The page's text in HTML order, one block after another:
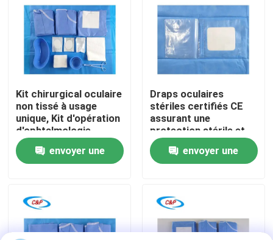
À propos de nous
Contrôle de la qualité
Nous contacter
Nouvelles
Les affaires
Kit chirurgical oculaire
non tissé à usage
unique, Kit d'opération
d'ophtalmologie
stérile pour hôpital
ophtalmiqueenvoyer une
Draps oculaires
stériles certifiés CE
assurant une
protection stérile et
une opération pratique
envoyer une